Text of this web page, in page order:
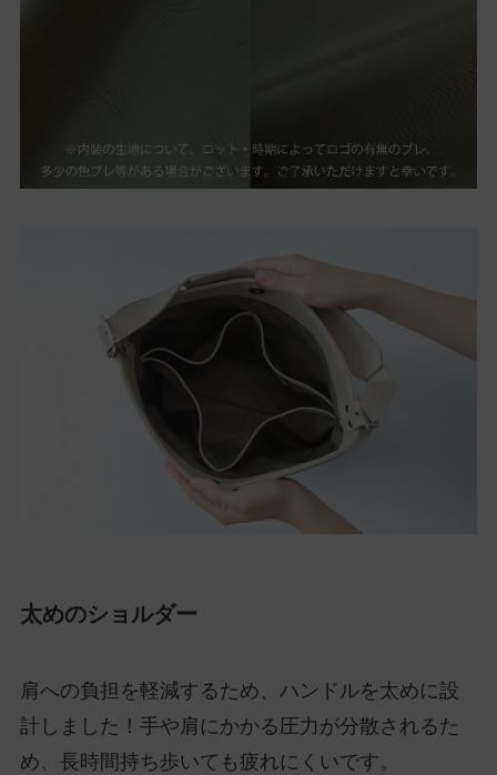
太めのショルダー
肩への負担を軽減するため、ハンドルを太めに設
計しました！手や肩にかかる圧力が分散されるた
め、長時間持ち歩いても疲れにくいです。